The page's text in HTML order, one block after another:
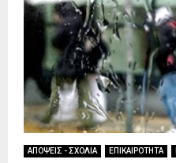
ΑΠΟΨΕΙΣ - ΣΧΟΛΙΑ ΕΠΙΚΑΙΡΟΤΗΤΑ